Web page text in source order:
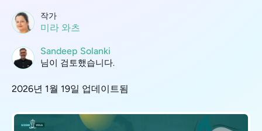
작가
미라 와츠
Sandeep Solanki
님이 검토했습니다.
2026년 1월 19일 업데이트됨